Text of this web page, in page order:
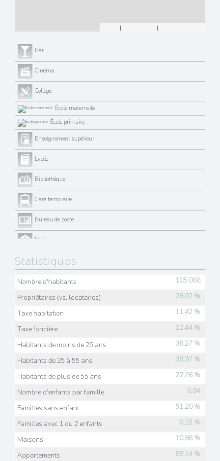
| |
Bar
Cinéma
Collège
École maternelle
École primaire
Enseignement supérieur
Lycée
Bibliothèque
Gare ferroviaire
Bureau de poste
Mairie
Presse et Tabac
Statistiques
Nombre d'habitants
105 066
Propriétaires (vs. locataires)
28,02 %
Taxe habitation
11,42 %
Taxe foncière
12,44 %
Habitants de moins de 25 ans
38,27 %
Habitants de 25 à 55 ans
38,97 %
Habitants de plus de 55 ans
22,76 %
Nombre d'enfants par famille
0,84
Familles sans enfant
51,20 %
Familles avec 1 ou 2 enfants
0,15 %
Maisons
10,86 %
Appartements
89,14 %